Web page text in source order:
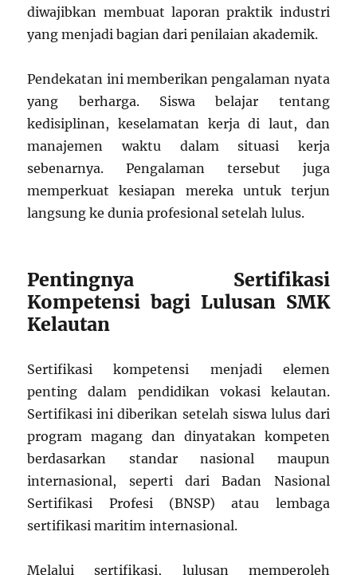
diwajibkan membuat laporan praktik industri
yang menjadi bagian dari penilaian akademik.
Pendekatan ini memberikan pengalaman nyata
yang berharga. Siswa belajar tentang
kedisiplinan, keselamatan kerja di laut, dan
manajemen waktu dalam situasi kerja
sebenarnya. Pengalaman tersebut juga
memperkuat kesiapan mereka untuk terjun
langsung ke dunia profesional setelah lulus.
Pentingnya Sertifikasi
Kompetensi bagi Lulusan SMK
Kelautan
Sertifikasi kompetensi menjadi elemen
penting dalam pendidikan vokasi kelautan.
Sertifikasi ini diberikan setelah siswa lulus dari
program magang dan dinyatakan kompeten
berdasarkan standar nasional maupun
internasional, seperti dari Badan Nasional
Sertifikasi Profesi (BNSP) atau lembaga
sertifikasi maritim internasional.
Melalui sertifikasi, lulusan memperoleh